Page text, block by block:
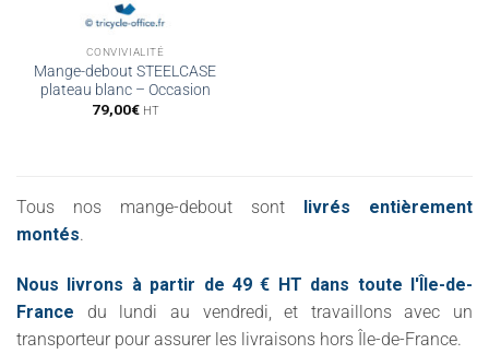
CONVIVIALITÉ
Mange-debout STEELCASE
plateau blanc – Occasion
79,00€ HT
Tous nos mange-debout sont livrés entièrement
montés.
Nous livrons à partir de 49 € HT dans toute l'Île-de-
France du lundi au vendredi, et travaillons avec un
transporteur pour assurer les livraisons hors Île-de-France.